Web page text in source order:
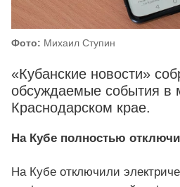
Фото: Михаил Ступин
«Кубанские новости»
обсуждаемые события в
Краснодарском крае.
На Кубе полностью
На Кубе отключили